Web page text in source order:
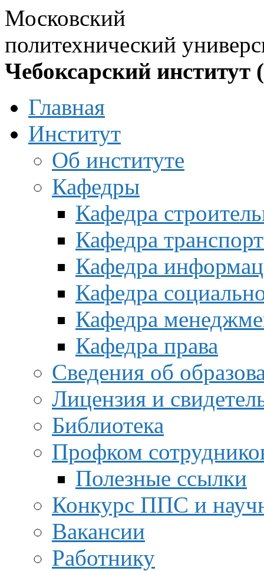
Московский
политехнический
Чебоксарский институт
Главная
Институт
Об институте
Кафедры
Кафедра
Кафедра
Кафедра
Кафедра
Кафедра
Кафедра права
Сведения об
Лицензия и
Библиотека
Профком
Полезные ссылки
Конкурс ППС и
Вакансии
Работнику